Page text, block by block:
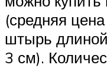
(средняя
штырь
3 см).